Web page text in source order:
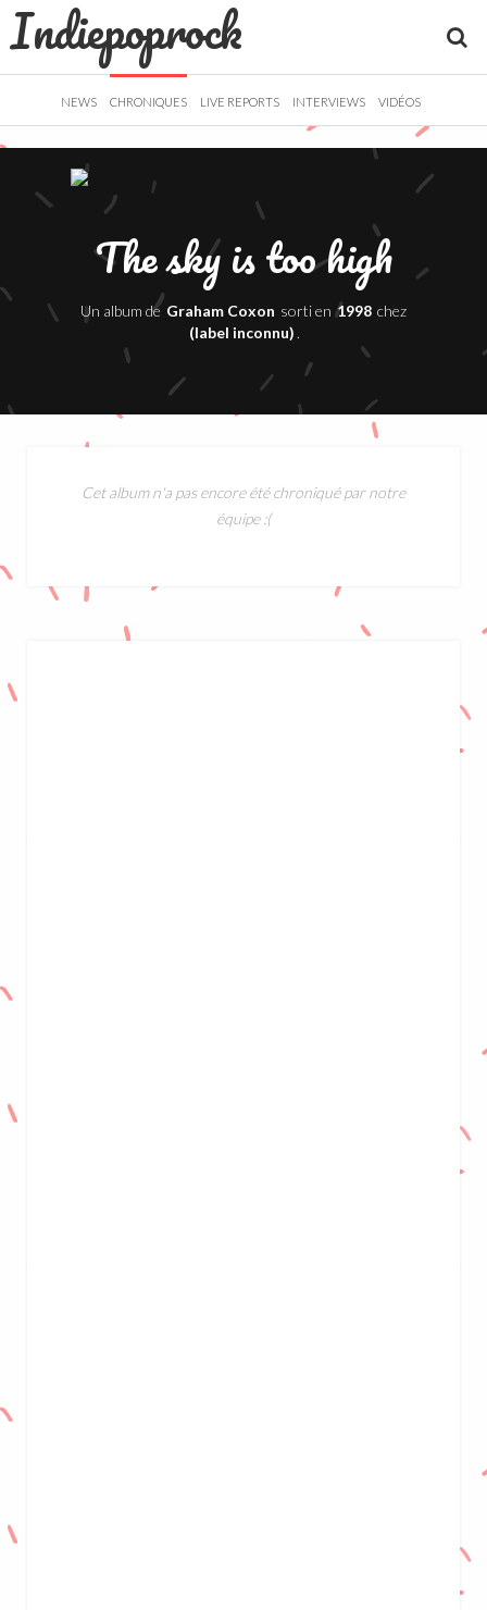
Indiepoprock
NEWS CHRONIQUES LIVE REPORTS INTERVIEWS VIDÉOS
The sky is too high
Un album de Graham Coxon sorti en 1998 chez
(label inconnu) .
Cet album n'a pas encore été chroniqué par notre
équipe :(